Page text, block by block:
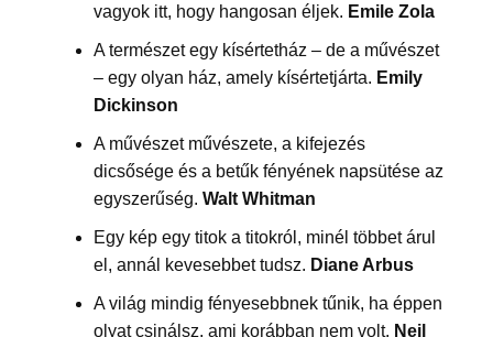
vagyok itt, hogy hangosan éljek. Emile Zola
A természet egy kísértetház – de a művészet
– egy olyan ház, amely kísértetjárta. Emily
Dickinson
A művészet művészete, a kifejezés
dicsősége és a betűk fényének napsütése az
egyszerűség. Walt Whitman
Egy kép egy titok a titokról, minél többet árul
el, annál kevesebbet tudsz. Diane Arbus
A világ mindig fényesebbnek tűnik, ha éppen
olyat csinálsz, ami korábban nem volt. Neil